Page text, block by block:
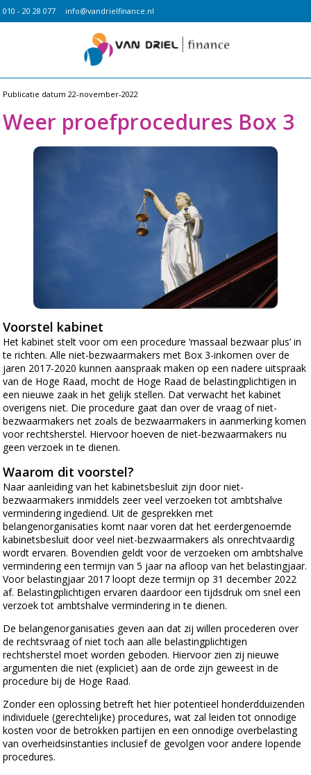
010 - 20 28 077 info@vandrielfinance.nl
Publicatie datum 22-november-2022
Weer proefprocedures Box 3
Voorstel kabinet
Het kabinet stelt voor om een procedure ‘massaal bezwaar plus’ in
te richten. Alle niet-bezwaarmakers met Box 3-inkomen over de
jaren 2017-2020 kunnen aanspraak maken op een nadere uitspraak
van de Hoge Raad, mocht de Hoge Raad de belastingplichtigen in
een nieuwe zaak in het gelijk stellen. Dat verwacht het kabinet
overigens niet. Die procedure gaat dan over de vraag of niet-
bezwaarmakers net zoals de bezwaarmakers in aanmerking komen
voor rechtsherstel. Hiervoor hoeven de niet-bezwaarmakers nu
geen verzoek in te dienen.
Waarom dit voorstel?
Naar aanleiding van het kabinetsbesluit zijn door niet-
bezwaarmakers inmiddels zeer veel verzoeken tot ambtshalve
vermindering ingediend. Uit de gesprekken met
belangenorganisaties komt naar voren dat het eerdergenoemde
kabinetsbesluit door veel niet-bezwaarmakers als onrechtvaardig
wordt ervaren. Bovendien geldt voor de verzoeken om ambtshalve
vermindering een termijn van 5 jaar na afloop van het belastingjaar.
Voor belastingjaar 2017 loopt deze termijn op 31 december 2022
af. Belastingplichtigen ervaren daardoor een tijdsdruk om snel een
verzoek tot ambtshalve vermindering in te dienen.
De belangenorganisaties geven aan dat zij willen procederen over
de rechtsvraag of niet toch aan alle belastingplichtigen
rechtsherstel moet worden geboden. Hiervoor zien zij nieuwe
argumenten die niet (expliciet) aan de orde zijn geweest in de
procedure bij de Hoge Raad.
Zonder een oplossing betreft het hier potentieel honderdduizenden
individuele (gerechtelijke) procedures, wat zal leiden tot onnodige
kosten voor de betrokken partijen en een onnodige overbelasting
van overheidsinstanties inclusief de gevolgen voor andere lopende
procedures.